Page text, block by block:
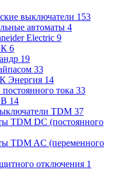
выключатели 153
автоматы 4
Electric 9
6
19
33
Энергия 14
тока 33
14
TDM 37
TDM DC (постоянного
TDM AC (переменного
отключения 1